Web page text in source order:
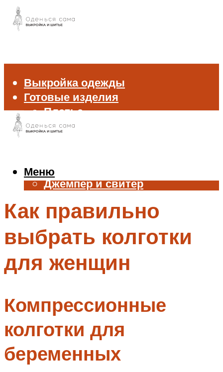
Выкройка одежды
Готовые изделия
Платье
Брюки
Жилет
Джемпер и свитер
Аксессуары
Меню
Меню
Как правильно
выбрать колготки
для женщин
Компрессионные
колготки для
беременных